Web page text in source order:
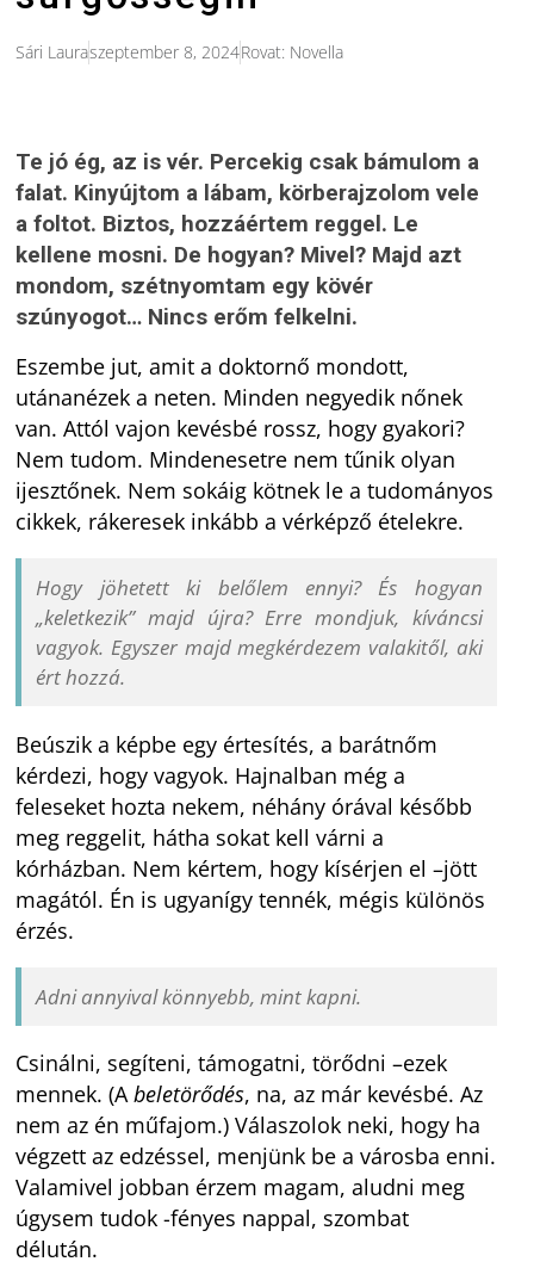
Sári Lauraszeptember 8, 2024Rovat: Novella
Te jó ég, az is vér. Percekig csak bámulom a
falat. Kinyújtom a lábam, körberajzolom vele
a foltot. Biztos, hozzáértem reggel. Le
kellene mosni. De hogyan? Mivel? Majd azt
mondom, szétnyomtam egy kövér
szúnyogot… Nincs erőm felkelni.
Eszembe jut, amit a doktornő mondott,
utánanézek a neten. Minden negyedik nőnek
van. Attól vajon kevésbé rossz, hogy gyakori?
Nem tudom. Mindenesetre nem tűnik olyan
ijesztőnek. Nem sokáig kötnek le a tudományos
cikkek, rákeresek inkább a vérképző ételekre.
Hogy jöhetett ki belőlem ennyi? És hogyan
„keletkezik” majd újra? Erre mondjuk, kíváncsi
vagyok. Egyszer majd megkérdezem valakitől, aki
ért hozzá.
Beúszik a képbe egy értesítés, a barátnőm
kérdezi, hogy vagyok. Hajnalban még a
feleseket hozta nekem, néhány órával később
meg reggelit, hátha sokat kell várni a
kórházban. Nem kértem, hogy kísérjen el –jött
magától. Én is ugyanígy tennék, mégis különös
érzés.
Adni annyival könnyebb, mint kapni.
Csinálni, segíteni, támogatni, törődni –ezek
mennek. (Abeletörődés, na, az már kevésbé. Az
nem az én műfajom.) Válaszolok neki, hogy ha
végzett az edzéssel, menjünk be a városba enni.
Valamivel jobban érzem magam, aludni meg
úgysem tudok -fényes nappal, szombat
délután.